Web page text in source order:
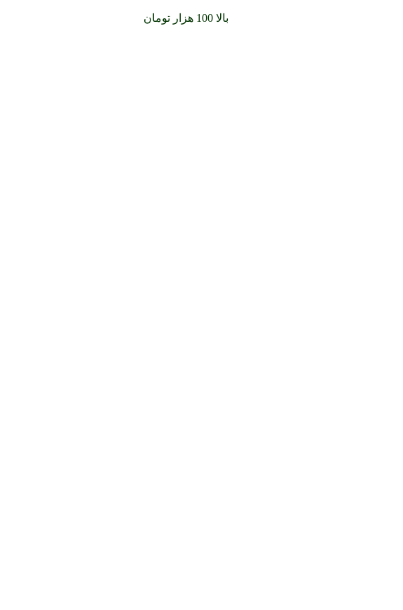
بالا 100 هزار تومان